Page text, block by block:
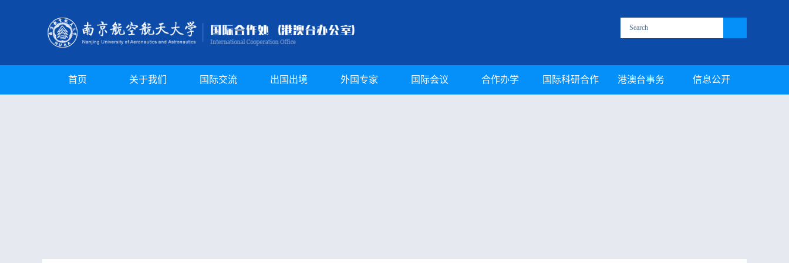
首页 关于我们 国际交流 出国出境 外国专家 国际会议 合作办学 国际科研合作 港澳台事务 信息公开